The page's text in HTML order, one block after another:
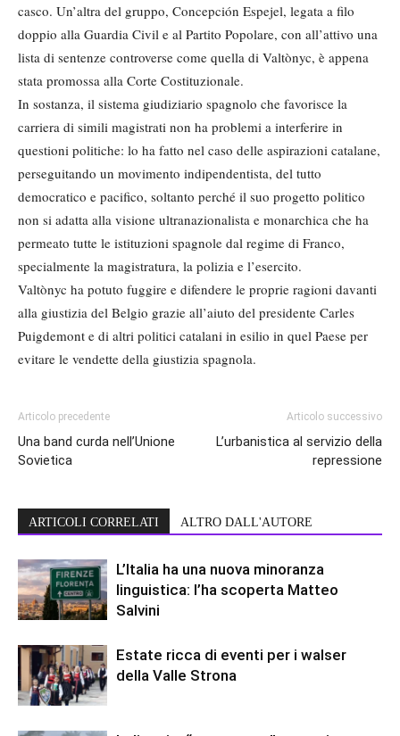
casco. Un’altra del gruppo, Concepción Espejel, legata a filo
doppio alla Guardia Civil e al Partito Popolare, con all’attivo una
lista di sentenze controverse come quella di Valtònyc, è appena
stata promossa alla Corte Costituzionale.
In sostanza, il sistema giudiziario spagnolo che favorisce la
carriera di simili magistrati non ha problemi a interferire in
questioni politiche: lo ha fatto nel caso delle aspirazioni catalane,
perseguitando un movimento indipendentista, del tutto
democratico e pacifico, soltanto perché il suo progetto politico
non si adatta alla visione ultranazionalista e monarchica che ha
permeato tutte le istituzioni spagnole dal regime di Franco,
specialmente la magistratura, la polizia e l’esercito.
Valtònyc ha potuto fuggire e difendere le proprie ragioni davanti
alla giustizia del Belgio grazie all’aiuto del presidente Carles
Puigdemont e di altri politici catalani in esilio in quel Paese per
evitare le vendette della giustizia spagnola.
Articolo precedente
Una band curda nell’Unione
Sovietica
Articolo successivo
L’urbanistica al servizio della
repressione
ARTICOLI CORRELATI ALTRO DALL'AUTORE
L’Italia ha una nuova minoranza
linguistica: l’ha scoperta Matteo
Salvini
Estate ricca di eventi per i walser
della Valle Strona